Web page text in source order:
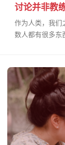
讨论并非教
作为人类，我们
数人都有很多东